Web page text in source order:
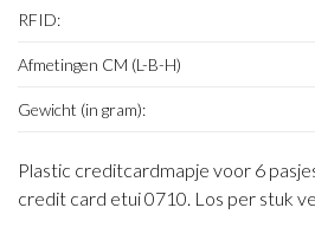
RFID:
Afmetingen CM (L-B-H)
Gewicht (in gram):
Plastic creditcardmapje voor 6
credit card etui 0710. Los per stuk